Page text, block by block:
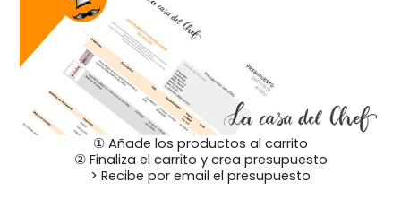
① Añade los productos al carrito
② Finaliza el carrito y crea presupuesto
> Recibe por email el presupuesto